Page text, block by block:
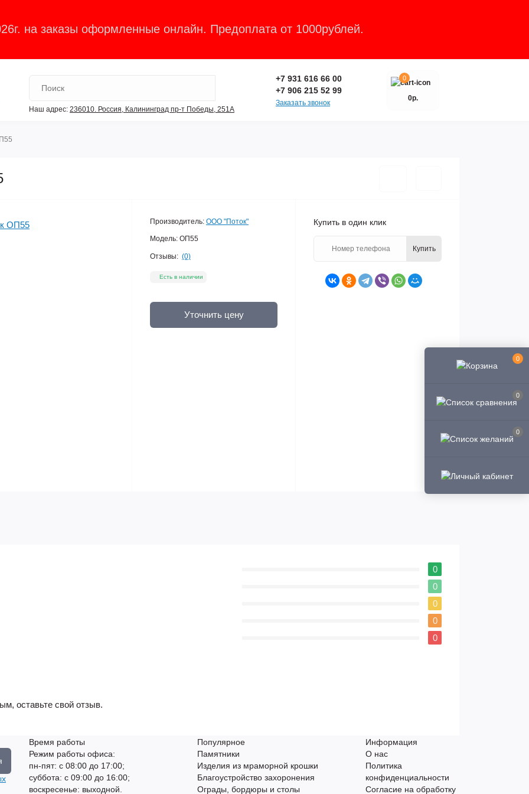
0
0
0
на заказы оформленные онлайн. Предоплата от 1000рублей.
Наш адрес: 236010. Россия, Калининград пр-т Победы, 251А
+7 931 616 66 00
+7 906 215 52 99
Заказать звонок
0
0р.
Производитель: ООО "Поток"
Модель: ОП55
Отзывы: (0)
Есть в наличии
Уточнить цену
Купить в один клик
Купить
0
0
0
0
0
оставьте свой отзыв.
Время работы
Режим работы офиса:
пн-пят: с 08:00 до 17:00;
суббота: с 09:00 до 16:00;
воскресенье: выходной.
Популярное
Памятники
Изделия из мраморной крошки
Благоустройство захоронения
Ограды, бордюры и столы
Информация
О нас
Политика
конфиденциальности
Согласие на обработку